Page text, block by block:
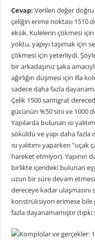
Cevap: Verilen değer doğru
çeliğin erime noktası 1510
eksik. Kulelerin çökmesi
yoktu, yapıyı taşımak için
çökmesi için yeterliydi.
bir arkadaşınız şaka
ağırlığın düşmesi için illa
sadece daha fazla
Çelik 1500 santigrat
gücünün %50'sini ve 1000
Yapılarda bulunan ısı
söküldü ve yapı daha fazla
ısı yalıtımı yaparken
hareket etmiyor). Yapının
birlikte içerideki bulunan
uzun bir süre devam
dereceye kadar ulaşmasını
konstrüksiyon erimese
fazla dayanamamıştır